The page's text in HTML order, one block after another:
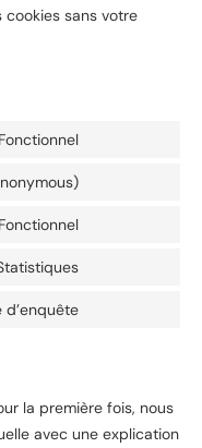
cookies sans votre
Fonctionnel
Fonctionnel
d’enquête
la première fois, nous
avec une explication